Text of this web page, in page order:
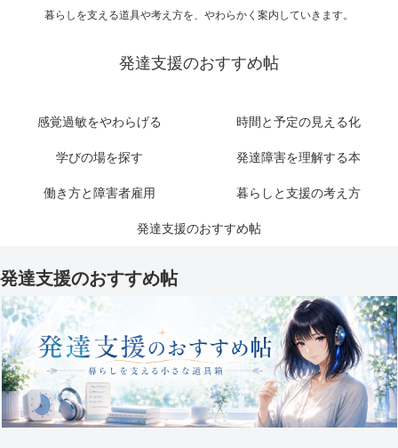
暮らしを支える道具や考え方を、やわらかく案内していきます。
発達支援のおすすめ帖
感覚過敏をやわらげる 時間と予定の見える化
学びの場を探す 発達障害を理解する本
働き方と障害者雇用 暮らしと支援の考え方
発達支援のおすすめ帖
発達支援のおすすめ帖